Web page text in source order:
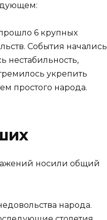
6 крупных
События начались
нестабильность,
укрепить
простого народа.
носили общий
народа.